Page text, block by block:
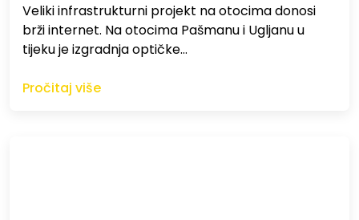
Veliki infrastrukturni projekt na otocima donosi
brži internet. Na otocima Pašmanu i Ugljanu u
tijeku je izgradnja optičke…
Pročitaj više